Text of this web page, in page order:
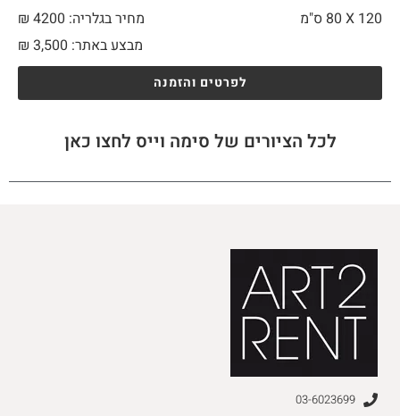
120 X
מחיר בגלריה: 4200 ₪
מבצע באתר:
₪ 3,500
לפרטים והזמנה
לכל הציורים של סימה וייס לחצו כאן
03-6023699